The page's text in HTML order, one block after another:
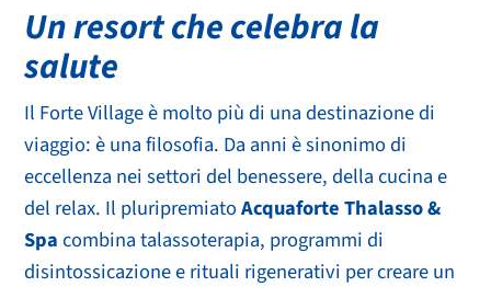
Un resort che celebra la
salute
Il Forte Village è molto più di una destinazione di
viaggio: è una filosofia. Da anni è sinonimo di
eccellenza nei settori del benessere, della cucina e
del relax. Il pluripremiatoAcquaforte Thalasso &
Spacombina talassoterapia, programmi di
disintossicazione e rituali rigenerativi per creare un